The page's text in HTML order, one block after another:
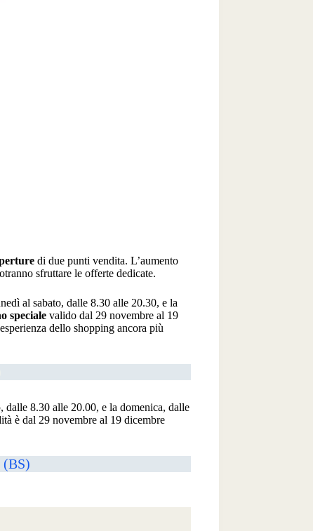
di due punti vendita. L’aumento
sfruttare le offerte dedicate.
al sabato, dalle 8.30 alle 20.30, e la
speciale valido dal 29 novembre al 19
dello shopping ancora più
8.30 alle 20.00, e la domenica, dalle
è dal 29 novembre al 19 dicembre
(BS)